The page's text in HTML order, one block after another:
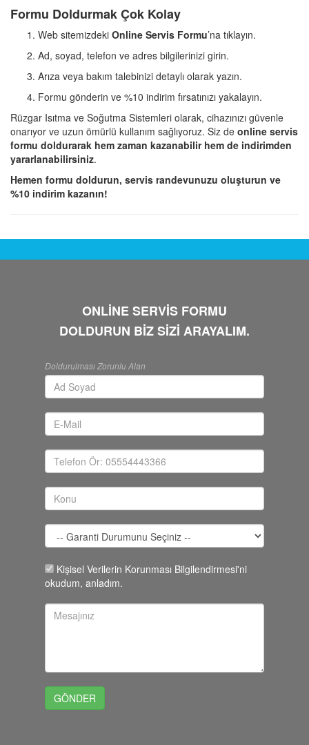
Formu Doldurmak Çok Kolay
Web sitemizdeki Online Servis Formu’na tıklayın.
Ad, soyad, telefon ve adres bilgilerinizi girin.
Arıza veya bakım talebinizi detaylı olarak yazın.
Formu gönderin ve %10 indirim fırsatınızı yakalayın.
Rüzgar Isıtma ve Soğutma Sistemleri olarak, cihazınızı güvenle
onarıyor ve uzun ömürlü kullanım sağlıyoruz. Siz de online servis
formu doldurarak hem zaman kazanabilir hem de indirimden
yararlanabilirsiniz.
Hemen formu doldurun, servis randevunuzu oluşturun ve
%10 indirim kazanın!
ONLİNE SERVİS FORMU
DOLDURUN BİZ SİZİ ARAYALIM.
Doldurulması Zorunlu Alan
Kişisel Verilerin Korunması Bilgilendirmesi'ni
okudum, anladım.